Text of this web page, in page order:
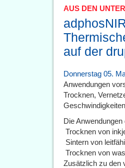
AUS DEN
auf der
Donnerstag 05.
Anwendungen
Trocknen,
Die Anwendungen
 Trocknen von
 Sintern von
 Trocknen von
Zusätzlich zu den